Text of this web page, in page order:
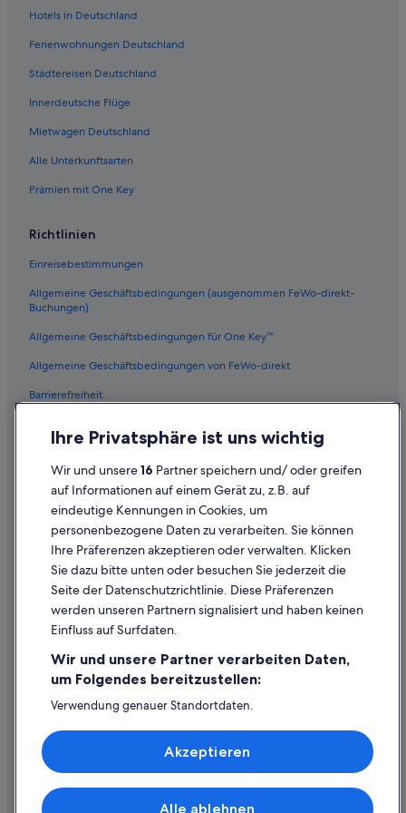
Aimbridge Hospitality Hotels in Banff
Hotels mit Klimaanlage in Banff
Red Carpet Inn Hotels in Banff
Hostels in Banff
Hotels mit Pool in Banff
Hotels mit Restaurant in Banff
Hotels nahe Fairmont Banff Springs Bowling Centre
Historische in Banff
Hotels mit Frühstück in Banff
3-Sterne-Hotels in Banff
Lodges in Banff
Banff Hotels
Hotels in Deutschland
Ferienwohnungen Deutschland
Städtereisen Deutschland
Innerdeutsche Flüge
Mietwagen Deutschland
Alle Unterkunftsarten
Prämien mit One Key
Richtlinien
Einreisebestimmungen
Allgemeine Geschäftsbedingungen (ausgenommen FeWo-direkt-
Buchungen)
Allgemeine Geschäftsbedingungen für One Key™
Allgemeine Geschäftsbedingungen von FeWo-direkt
Barrierefreiheit
Inhaltsrichtlinien und Melden von Inhalten
Hilfe
Hilfe
Flug stornieren
Rückerstattungsdauer
Expedia-Gutschein einlösen
Internationale Reisedokumente
Ihre Privatsphäre ist uns wichtig
Wir und unsere16 Partner speichern und/ oder greifen
auf Informationen auf einem Gerät zu, z.B. auf
eindeutige Kennungen in Cookies, um
personenbezogene Daten zu verarbeiten. Sie können
Ihre Präferenzen akzeptieren oder verwalten. Klicken
Sie dazu bitte unten oder besuchen Sie jederzeit die
Seite der Datenschutzrichtlinie. Diese Präferenzen
werden unseren Partnern signalisiert und haben keinen
Einfluss auf Surfdaten.
Wir und unsere Partner verarbeiten Daten,
um Folgendes bereitzustellen:
Verwendung genauer Standortdaten.
Speichern von oder Zugriff auf Informationen auf einem
Endgerät. Personalisierte Werbung und Inhalte, Messung
von Werbeleistung und der Performance von Inhalten,
Alle ablehnen
Akzeptieren